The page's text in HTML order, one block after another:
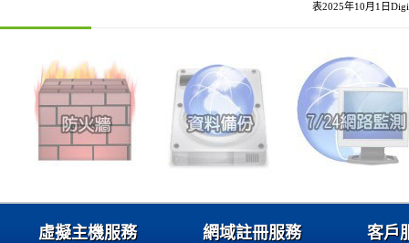
表2025年10月1日
虛擬主機服務 網域註冊服務 客戶